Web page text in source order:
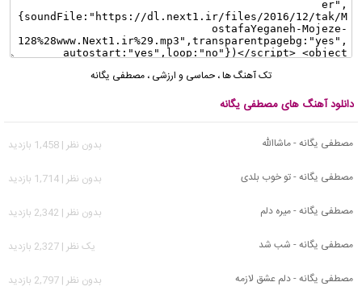
تک آهنگ ها، حماسی و ارزشی ، مصطفی یگانه
دانلود آهنگ های مصطفی یگانه
مصطفی یگانه - ماشاالله
بدون نظر | 1,458 بازدید
مصطفی یگانه - تو خوب بلدی
بدون نظر | 1,714 بازدید
مصطفی یگانه - میره دلم
بدون نظر | 2,342 بازدید
مصطفی یگانه - شب شد
يک نظر | 2,327 بازدید
مصطفی یگانه - دلم عشق لازمه
بدون نظر | 2,797 بازدید